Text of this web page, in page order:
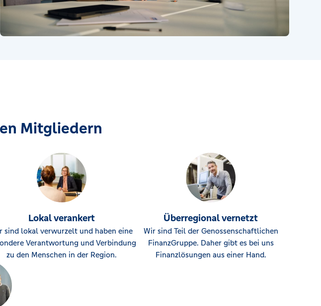
Mitgliedern
Lokal verankert
sind lokal verwurzelt und haben eine
Verantwortung und Verbindung
zu den Menschen in der Region.
Überregional vernetzt
Wir sind Teil der Genossenschaftlichen
FinanzGruppe. Daher gibt es bei uns
Finanzlösungen aus einer Hand.